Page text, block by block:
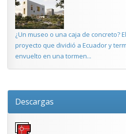
¿Un museo o una caja de concreto? El
proyecto que dividió a Ecuador y
envuelto en una tormen...
Descargas